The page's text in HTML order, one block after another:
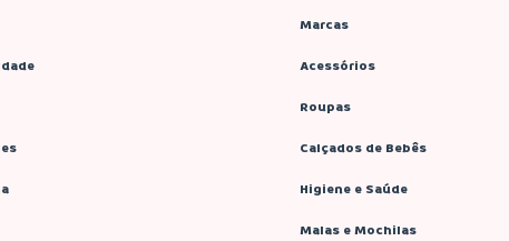
Marcas
Acessórios
Roupas
Calçados de Bebês
Higiene e Saúde
Malas e Mochilas